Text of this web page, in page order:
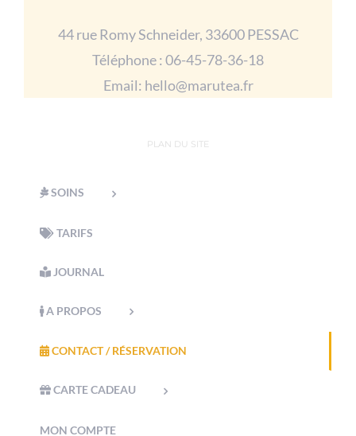
44 rue Romy Schneider, 33600 PESSAC
Téléphone : 06-45-78-36-18
Email: hello@marutea.fr
PLAN DU SITE
SOINS
TARIFS
JOURNAL
A PROPOS
CONTACT / RÉSERVATION
CARTE CADEAU
MON COMPTE